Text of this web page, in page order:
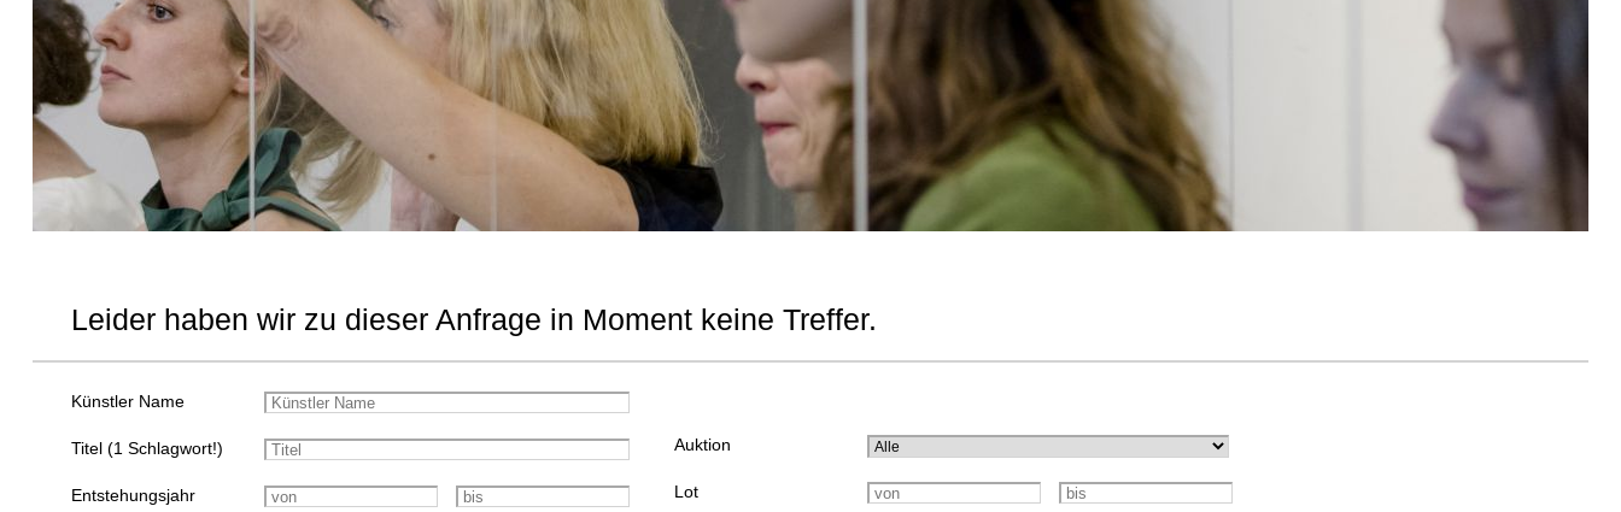
Leider haben wir zu dieser Anfrage in Moment keine Treffer.
Künstler Name
Titel (1 Schlagwort!)
Entstehungsjahr
Auktion
Lot